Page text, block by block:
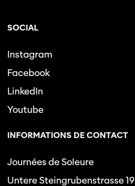
SOCIAL
Instagram
Facebook
LinkedIn
Youtube
INFORMATIONS DE CONTACT
Journées de Soleure
Untere Steingrubenstrasse 19